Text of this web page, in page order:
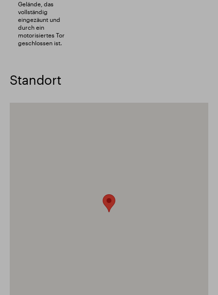
Gelände, das
vollständig
eingezäunt und
durch ein
motorisiertes Tor
geschlossen ist.
Standort